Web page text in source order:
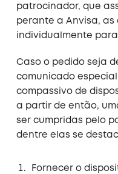
patrocinador, que
perante a Anvisa,
individualmente
Caso o pedido seja
comunicado
compassivo de
a partir de então,
ser cumpridas pelo
dentre elas se
Fornecer o